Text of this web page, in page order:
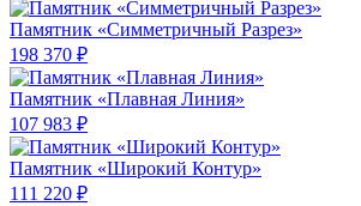
Памятник «Симметричный Разрез»
198 370 ₽
Памятник «Плавная Линия»
107 983 ₽
Памятник «Широкий Контур»
111 220 ₽